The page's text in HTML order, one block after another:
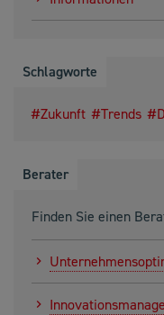
Schlagworte
Zukunft Trends
Berater
Finden Sie einen